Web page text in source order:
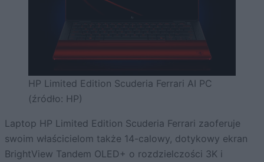
HP Limited Edition Scuderia Ferrari AI PC
(źródło: HP)
Laptop HP Limited Edition Scuderia Ferrari zaoferuje
swoim właścicielom także 14-calowy, dotykowy ekran
BrightView Tandem OLED+ o rozdzielczości 3K i